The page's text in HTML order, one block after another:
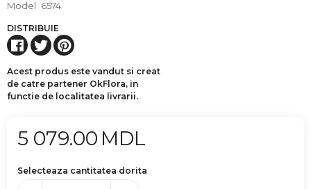
Model 6574
DISTRIBUIE
Acest produs este vandut si creat
de catre partener OkFlora, in
functie de localitatea livrarii.
5 079.00 MDL
Selecteaza cantitatea dorita